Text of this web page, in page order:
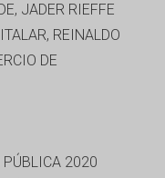
JADER RIEFFE
REINALDO
DE
2020